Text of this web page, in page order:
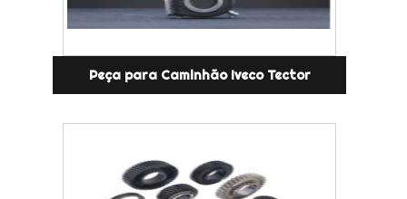
Peça para Caminhão Iveco Tector